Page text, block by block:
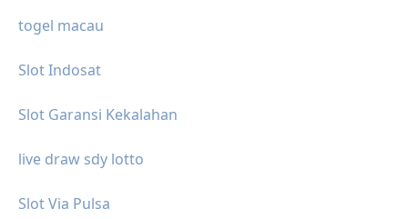
togel macau
Slot Indosat
Slot Garansi Kekalahan
live draw sdy lotto
Slot Via Pulsa